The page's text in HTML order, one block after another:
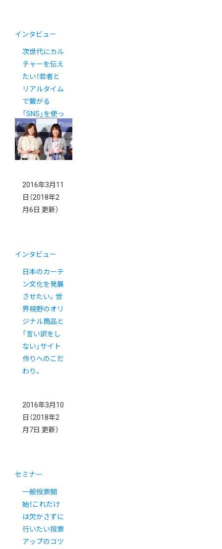
インタビュー
次世代にカル
チャーを伝え
たい！若者と
リアルタイム
で繋がる
「SNS」を使っ
たイマドキの
接客とは？
2016年3月11
日 （2018年2
月6日 更新）
インタビュー
日本のカーテ
ン文化を発展
させたい。世
界視野のオリ
ジナル商品と
「言い訳をし
ない」サイト
作りへのこだ
わり。
2016年3月10
日 （2018年2
月7日 更新）
セミナー
一般投票開
始！これだけ
は欠かさずに
行いたい投票
アップのコツ